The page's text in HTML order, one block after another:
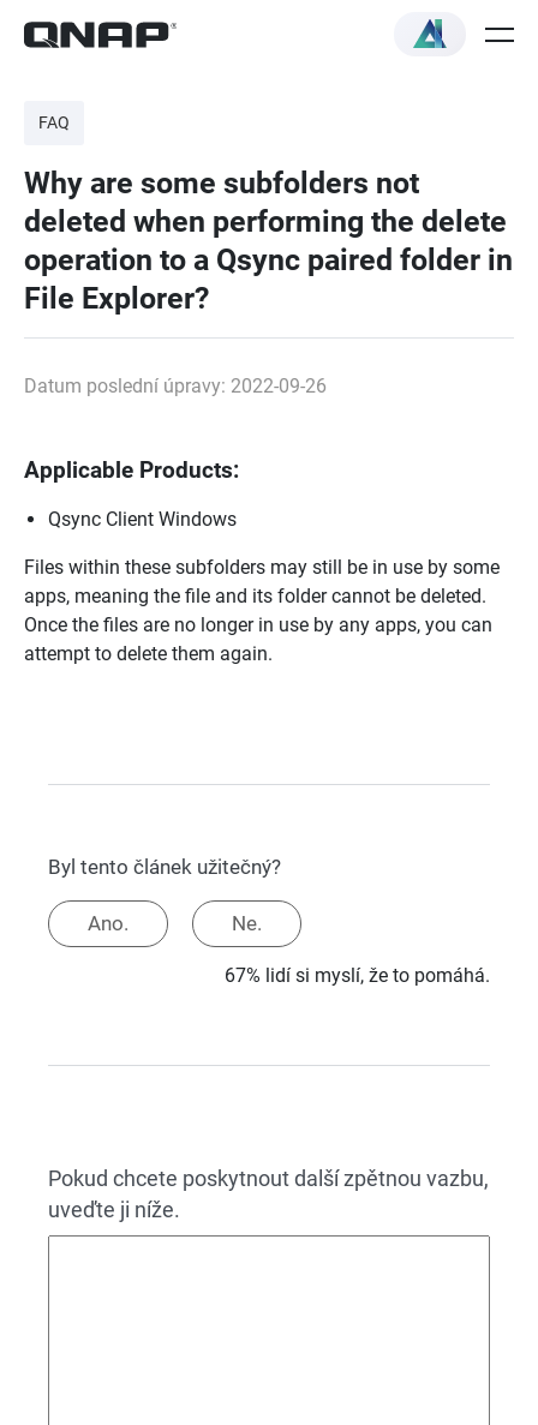
FAQ
Why are some subfolders not
deleted when performing the delete
operation to a Qsync paired folder in
File Explorer?
Datum poslední úpravy: 2022-09-26
Applicable Products:
Qsync Client Windows
Files within these subfolders may still be in use by some
apps, meaning the file and its folder cannot be deleted.
Once the files are no longer in use by any apps, you can
attempt to delete them again.
Byl tento článek užitečný?
Ano. Ne.
67% lidí si myslí, že to pomáhá.
Pokud chcete poskytnout další zpětnou vazbu,
uveďte ji níže.